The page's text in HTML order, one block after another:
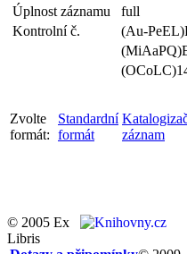
Úplnost záznamu
full
Kontrolní č.
(Au-
Zvolte
formát:
Standardní
formát
záznam
© 2005 Ex
Libris